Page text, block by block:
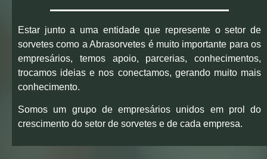
Estar junto a uma entidade que represente o setor de
sorvetes como a Abrasorvetes é muito importante para os
empresários, temos apoio, parcerias, conhecimentos,
trocamos ideias e nos conectamos, gerando muito mais
conhecimento.
Somos um grupo de empresários unidos em prol do
crescimento do setor de sorvetes e de cada empresa.